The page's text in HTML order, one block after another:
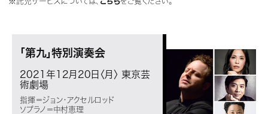
「第九」特別演奏会
2021年12月20日〈月〉 東京芸
術劇場
指揮＝ジョン・アクセルロッド
ソプラノ＝中村恵理